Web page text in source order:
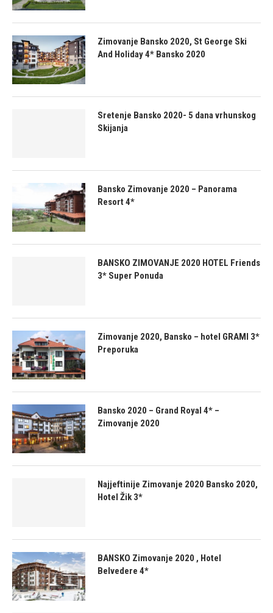
Zimovanje Bansko 2020, St George Ski
And Holiday 4* Bansko 2020
Sretenje Bansko 2020- 5 dana vrhunskog
Skijanja
Bansko Zimovanje 2020 – Panorama
Resort 4*
BANSKO ZIMOVANJE 2020 HOTEL Friends
3* Super Ponuda
Zimovanje 2020, Bansko – hotel GRAMI 3*
Preporuka
Bansko 2020 – Grand Royal 4* –
Zimovanje 2020
Najjeftinije Zimovanje 2020 Bansko 2020,
Hotel Žik 3*
BANSKO Zimovanje 2020 , Hotel
Belvedere 4*